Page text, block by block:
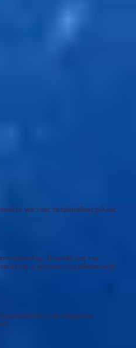
για τους τετράποδους φίλους
Η κατάλυση της
και η γέννηση της Οθωμανικής
ανάλυση ενός σύγχρονου